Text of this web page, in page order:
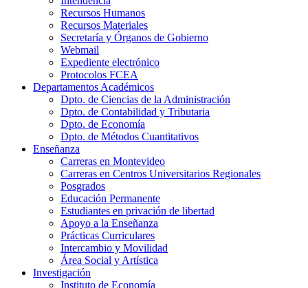
Recursos Humanos
Recursos Materiales
Secretaría y Órganos de Gobierno
Webmail
Expediente electrónico
Protocolos FCEA
Departamentos Académicos
Dpto. de Ciencias de la Administración
Dpto. de Contabilidad y Tributaria
Dpto. de Economía
Dpto. de Métodos Cuantitativos
Enseñanza
Carreras en Montevideo
Carreras en Centros Universitarios Regionales
Posgrados
Educación Permanente
Estudiantes en privación de libertad
Apoyo a la Enseñanza
Prácticas Curriculares
Intercambio y Movilidad
Área Social y Artística
Investigación
Instituto de Economía